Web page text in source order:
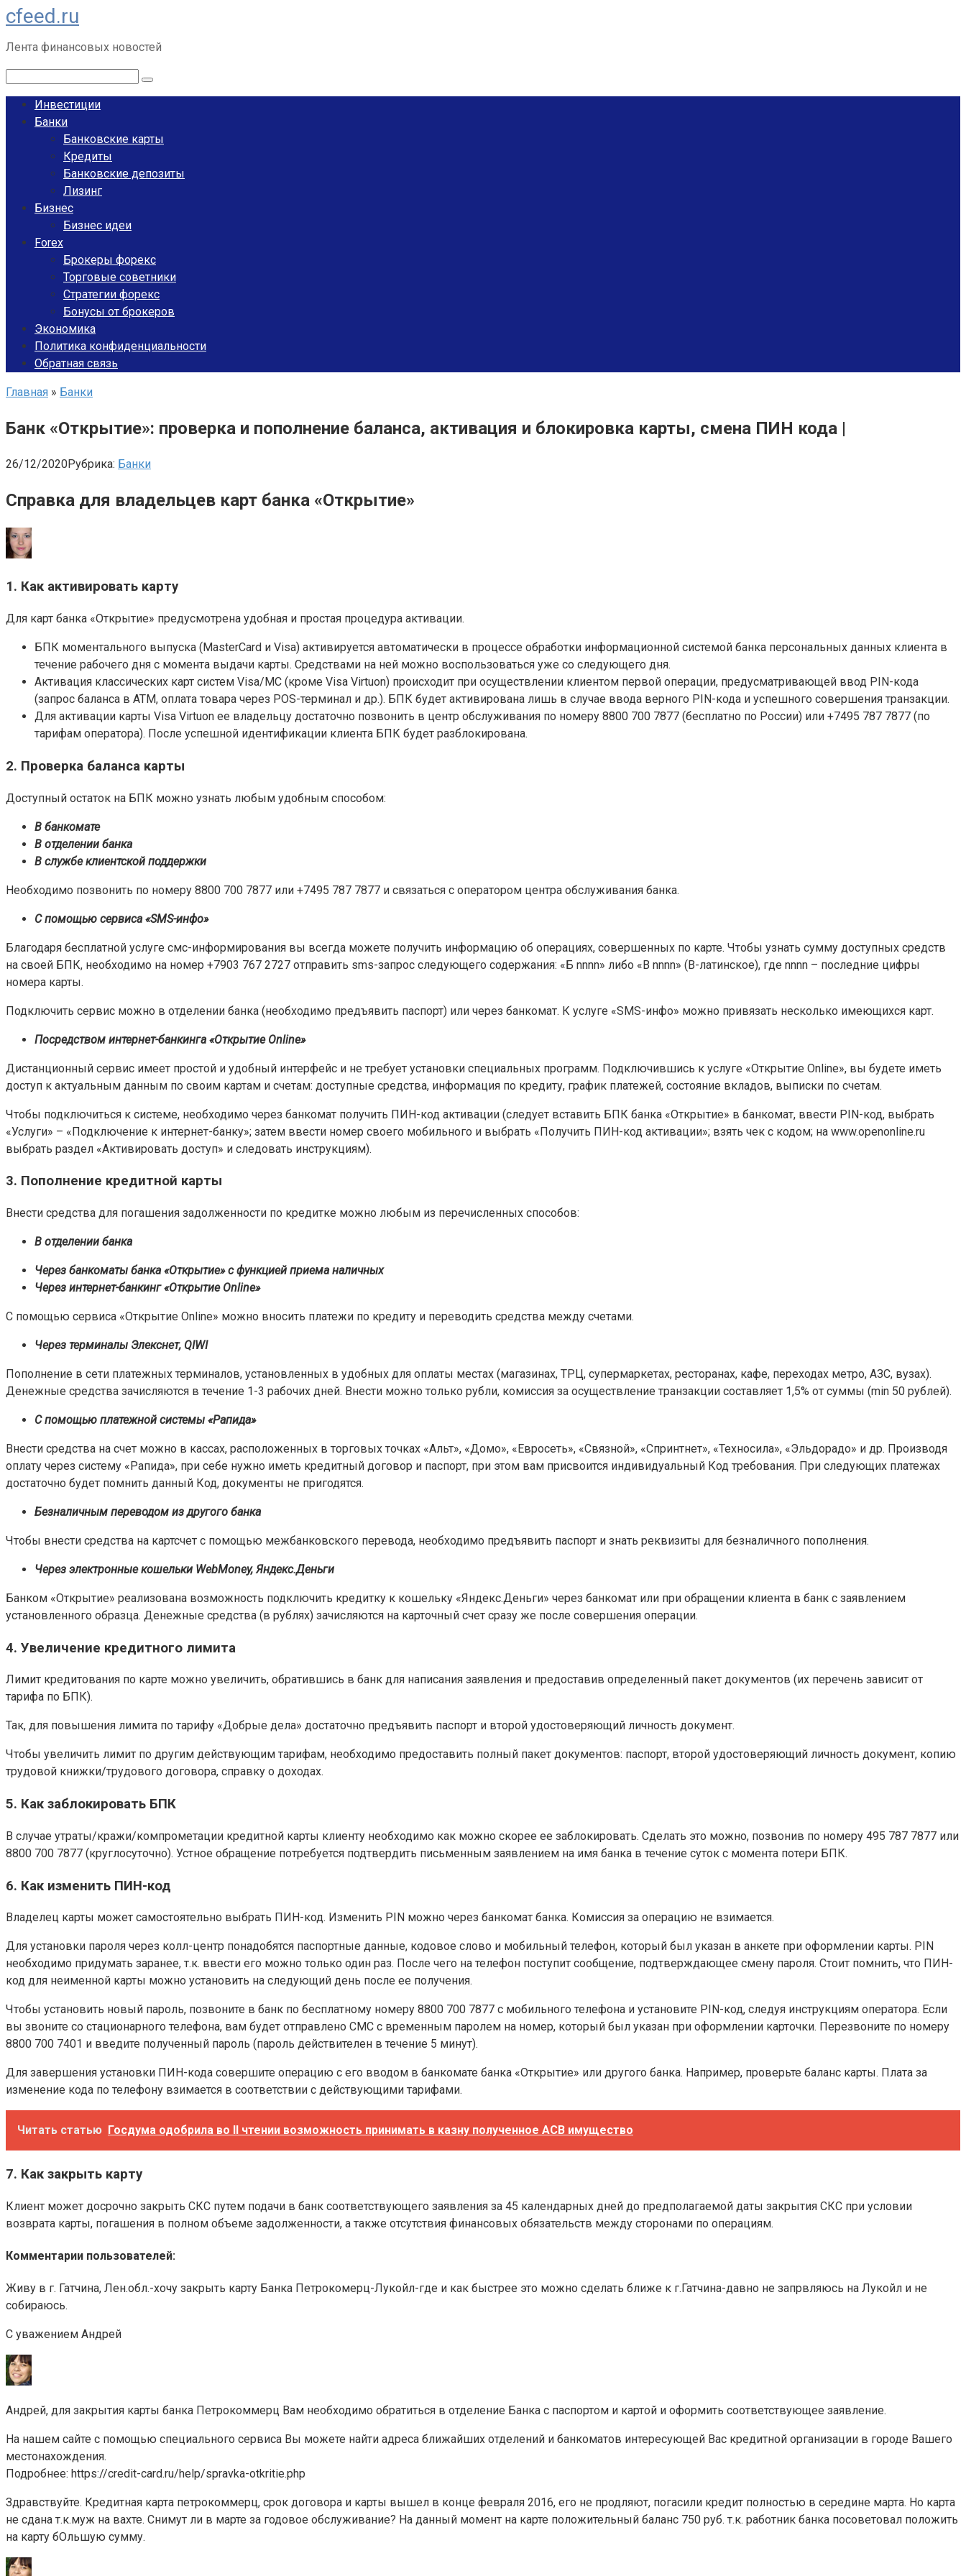
Перейти
к
контенту
cfeed.ru
Лента финансовых новостей
Инвестиции
Банки
Банковские карты
Кредиты
Банковские депозиты
Лизинг
Бизнес
Бизнес идеи
Forex
Брокеры форекс
Торговые советники
Стратегии форекс
Бонусы от брокеров
Экономика
Политика конфиденциальности
Обратная связь
Главная » Банки
Банк «Открытие»: проверка и пополнение баланса, активация и блокировка карты, смена ПИН кода |
26/12/2020Рубрика: Банки
Справка для владельцев карт банка «Открытие»
1. Как активировать карту
Для карт банка «Открытие» предусмотрена удобная и простая процедура активации.
БПК моментального выпуска (MasterCard и Visa) активируется автоматически в процессе обработки информационной системой банка персональных данных клиента в
течение рабочего дня с момента выдачи карты. Средствами на ней можно воспользоваться уже со следующего дня.
Активация классических карт систем Visa/MC (кроме Visa Virtuon) происходит при осуществлении клиентом первой операции, предусматривающей ввод PIN-кода
(запрос баланса в АТМ, оплата товара через POS-терминал и др.). БПК будет активирована лишь в случае ввода верного PIN-кода и успешного совершения транзакции.
Для активации карты Visa Virtuon ее владельцу достаточно позвонить в центр обслуживания по номеру 8800 700 7877 (бесплатно по России) или +7495 787 7877 (по
тарифам оператора). После успешной идентификации клиента БПК будет разблокирована.
2. Проверка баланса карты
Доступный остаток на БПК можно узнать любым удобным способом:
В банкомате
В отделении банка
В службе клиентской поддержки
Необходимо позвонить по номеру 8800 700 7877 или +7495 787 7877 и связаться с оператором центра обслуживания банка.
С помощью сервиса «SMS-инфо»
Благодаря бесплатной услуге смс-информирования вы всегда можете получить информацию об операциях, совершенных по карте. Чтобы узнать сумму доступных средств
на своей БПК, необходимо на номер +7903 767 2727 отправить sms-запрос следующего содержания: «Б nnnn» либо «B nnnn» (B-латинское), где nnnn – последние цифры
номера карты.
Подключить сервис можно в отделении банка (необходимо предъявить паспорт) или через банкомат. К услуге «SMS-инфо» можно привязать несколько имеющихся карт.
Посредством интернет-банкинга «Открытие Online»
Дистанционный сервис имеет простой и удобный интерфейс и не требует установки специальных программ. Подключившись к услуге «Открытие Online», вы будете иметь
доступ к актуальным данным по своим картам и счетам: доступные средства, информация по кредиту, график платежей, состояние вкладов, выписки по счетам.
Чтобы подключиться к системе, необходимо через банкомат получить ПИН-код активации (следует вставить БПК банка «Открытие» в банкомат, ввести PIN-код, выбрать
«Услуги» – «Подключение к интернет-банку»; затем ввести номер своего мобильного и выбрать «Получить ПИН-код активации»; взять чек с кодом; на www.openonline.ru
выбрать раздел «Активировать доступ» и следовать инструкциям).
3. Пополнение кредитной карты
Внести средства для погашения задолженности по кредитке можно любым из перечисленных способов:
В отделении банка
Через банкоматы банка «Открытие» с функцией приема наличных
Через интернет-банкинг «Открытие Online»
С помощью сервиса «Открытие Online» можно вносить платежи по кредиту и переводить средства между счетами.
Через терминалы Элекснет, QIWI
Пополнение в сети платежных терминалов, установленных в удобных для оплаты местах (магазинах, ТРЦ, супермаркетах, ресторанах, кафе, переходах метро, АЗС, вузах).
Денежные средства зачисляются в течение 1-3 рабочих дней. Внести можно только рубли, комиссия за осуществление транзакции составляет 1,5% от суммы (min 50 рублей).
С помощью платежной системы «Рапида»
Внести средства на счет можно в кассах, расположенных в торговых точках «Альт», «Домо», «Евросеть», «Связной», «Спринтнет», «Техносила», «Эльдорадо» и др. Производя
оплату через систему «Рапида», при себе нужно иметь кредитный договор и паспорт, при этом вам присвоится индивидуальный Код требования. При следующих платежах
достаточно будет помнить данный Код, документы не пригодятся.
Безналичным переводом из другого банка
Чтобы внести средства на картсчет с помощью межбанковского перевода, необходимо предъявить паспорт и знать реквизиты для безналичного пополнения.
Через электронные кошельки WebMoney, Яндекс.Деньги
Банком «Открытие» реализована возможность подключить кредитку к кошельку «Яндекс.Деньги» через банкомат или при обращении клиента в банк с заявлением
установленного образца. Денежные средства (в рублях) зачисляются на карточный счет сразу же после совершения операции.
4. Увеличение кредитного лимита
Лимит кредитования по карте можно увеличить, обратившись в банк для написания заявления и предоставив определенный пакет документов (их перечень зависит от
тарифа по БПК).
Так, для повышения лимита по тарифу «Добрые дела» достаточно предъявить паспорт и второй удостоверяющий личность документ.
Чтобы увеличить лимит по другим действующим тарифам, необходимо предоставить полный пакет документов: паспорт, второй удостоверяющий личность документ, копию
трудовой книжки/трудового договора, справку о доходах.
5. Как заблокировать БПК
В случае утраты/кражи/компрометации кредитной карты клиенту необходимо как можно скорее ее заблокировать. Сделать это можно, позвонив по номеру 495 787 7877 или
8800 700 7877 (круглосуточно). Устное обращение потребуется подтвердить письменным заявлением на имя банка в течение суток с момента потери БПК.
6. Как изменить ПИН-код
Владелец карты может самостоятельно выбрать ПИН-код. Изменить PIN можно через банкомат банка. Комиссия за операцию не взимается.
Для установки пароля через колл-центр понадобятся паспортные данные, кодовое слово и мобильный телефон, который был указан в анкете при оформлении карты. PIN
необходимо придумать заранее, т.к. ввести его можно только один раз. После чего на телефон поступит сообщение, подтверждающее смену пароля. Стоит помнить, что ПИН-
код для неименной карты можно установить на следующий день после ее получения.
Чтобы установить новый пароль, позвоните в банк по бесплатному номеру 8800 700 7877 с мобильного телефона и установите PIN-код, следуя инструкциям оператора. Если
вы звоните со стационарного телефона, вам будет отправлено СМС с временным паролем на номер, который был указан при оформлении карточки. Перезвоните по номеру
8800 700 7401 и введите полученный пароль (пароль действителен в течение 5 минут).
Для завершения установки ПИН-кода совершите операцию с его вводом в банкомате банка «Открытие» или другого банка. Например, проверьте баланс карты. Плата за
изменение кода по телефону взимается в соответствии с действующими тарифами.
Читать статью Госдума одобрила во II чтении возможность принимать в казну полученное АСВ имущество
7. Как закрыть карту
Клиент может досрочно закрыть СКС путем подачи в банк соответствующего заявления за 45 календарных дней до предполагаемой даты закрытия СКС при условии
возврата карты, погашения в полном объеме задолженности, а также отсутствия финансовых обязательств между сторонами по операциям.
Комментарии пользователей:
Живу в г. Гатчина, Лен.обл.-хочу закрыть карту Банка Петрокомерц-Лукойл-где и как быстрее это можно сделать ближе к г.Гатчина-давно не запрвляюсь на Лукойл и не
собираюсь.
С уважением Андрей
Андрей, для закрытия карты банка Петрокоммерц Вам необходимо обратиться в отделение Банка с паспортом и картой и оформить соответствующее заявление.
На нашем сайте с помощью специального сервиса Вы можете найти адреса ближайших отделений и банкоматов интересующей Вас кредитной организации в городе Вашего
местонахождения.
Подробнее: https://credit-card.ru/help/spravka-otkritie.php
Здравствуйте. Кредитная карта петрокоммерц, срок договора и карты вышел в конце февраля 2016, его не продляют, погасили кредит полностью в середине марта. Но карта
не сдана т.к.муж на вахте. Снимут ли в марте за годовое обслуживание? На данный момент на карте положительный баланс 750 руб. т.к. работник банка посоветовал положить
на карту бОльшую сумму.